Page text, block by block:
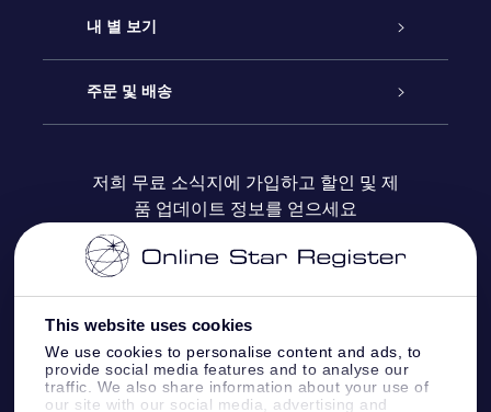
This website uses cookies
We use cookies to personalise content and ads, to
provide social media features and to analyse our
traffic. We also share information about your use of
our site with our social media, advertising and
연락처
블로그
온라인 별 선물
OSR 선물 팩
OSR 상품권
기업 선물
내 별 보기
Star Register
맞춤 별 페이지
One Million Stars
Fly me to the stars VR 앱
주문 및 배송
결제 정보
배송 정보
환불 정책
저희 무료 소식지에 가입하고 할인 및 제
품 업데이트 정보를 얻으세요